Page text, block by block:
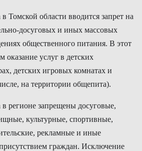
Томской области вводится запрет на
досуговых и иных массовых
общественного питания. В этот
оказание услуг в детских
детских игровых комнатах и
на территории общепита).
регионе запрещены досуговые,
культурные, спортивные,
рекламные и иные
граждан. Исключение